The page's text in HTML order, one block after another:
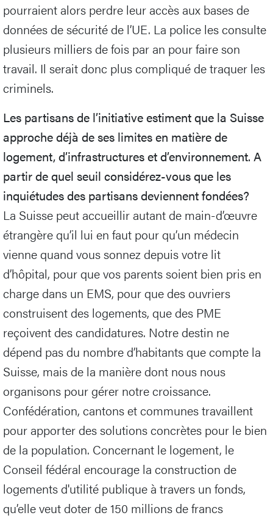
pourraient alors perdre leur accès aux bases de
données de sécurité de l’UE. La police les consulte
plusieurs milliers de fois par an pour faire son
travail. Il serait donc plus compliqué de traquer les
criminels.
Les partisans de l’initiative estiment que la Suisse
approche déjà de ses limites en matière de
logement, d’infrastructures et d’environnement. A
partir de quel seuil considérez-vous que les
inquiétudes des partisans deviennent fondées?
La Suisse peut accueillir autant de main-d’œuvre
étrangère qu’il lui en faut pour qu’un médecin
vienne quand vous sonnez depuis votre lit
d’hôpital, pour que vos parents soient bien pris en
charge dans un EMS, pour que des ouvriers
construisent des logements, que des PME
reçoivent des candidatures. Notre destin ne
dépend pas du nombre d’habitants que compte la
Suisse, mais de la manière dont nous nous
organisons pour gérer notre croissance.
Confédération, cantons et communes travaillent
pour apporter des solutions concrètes pour le bien
de la population. Concernant le logement, le
Conseil fédéral encourage la construction de
logements d'utilité publique à travers un fonds,
qu’elle veut doter de 150 millions de francs